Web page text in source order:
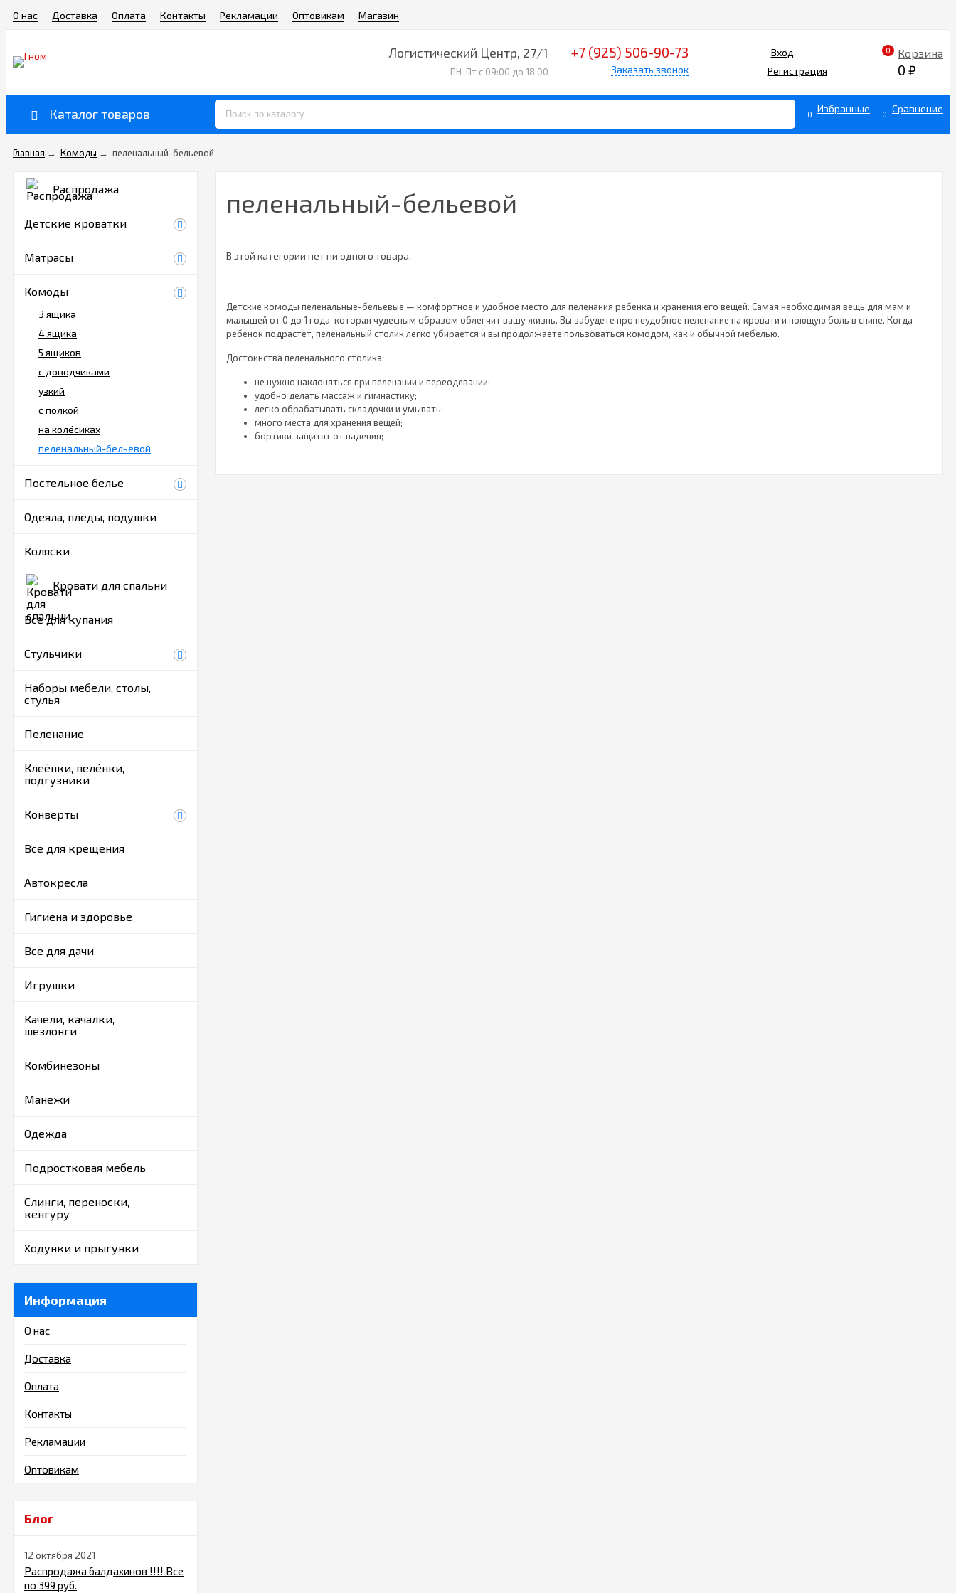
О нас Доставка Оплата Контакты Рекламации Оптовикам Магазин
Логистический Центр, 27/1
ПН-Пт с 09:00 до 18:00
+7 (925) 506-90-73
Заказать звонок
Вход
Регистрация
0 Корзина
0 ₽
Каталог товаров 0 Избранные 0 Сравнение
Главная → Комоды → пеленальный-бельевой
Распродажа
Детские кроватки
Матрасы
Комоды
3 ящика
4 ящика
5 ящиков
с доводчиками
узкий
с полкой
на колёсиках
пеленальный-бельевой
Постельное белье
Одеяла, пледы, подушки
Коляски
Кровати для спальни
Все для купания
Стульчики
Наборы мебели, столы,
стулья
Пеленание
Клеёнки, пелёнки,
подгузники
Конверты
Все для крещения
Автокресла
Гигиена и здоровье
Все для дачи
Игрушки
Качели, качалки,
шезлонги
Комбинезоны
Манежи
Одежда
Подростковая мебель
Слинги, переноски,
кенгуру
Ходунки и прыгунки
Информация
О нас
Доставка
Оплата
Контакты
Рекламации
Оптовикам
Блог
12 октября 2021
Распродажа балдахинов !!!! Все
по 399 руб.
пеленальный-бельевой
В этой категории нет ни одного товара.
Детские комоды пеленальные-бельевые — комфортное и удобное место для пеленания ребенка и хранения его вещей. Самая необходимая вещь для мам и
малышей от 0 до 1 года, которая чудесным образом облегчит вашу жизнь. Вы забудете про неудобное пеленание на кровати и ноющую боль в спине. Когда
ребенок подрастет, пеленальный столик легко убирается и вы продолжаете пользоваться комодом, как и обычной мебелью.
Достоинства пеленального столика:
не нужно наклоняться при пеленании и переодевании;
удобно делать массаж и гимнастику;
легко обрабатывать складочки и умывать;
много места для хранения вещей;
бортики защитят от падения;